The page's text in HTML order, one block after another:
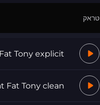
טראק
Tony explicit
Fat Tony clean